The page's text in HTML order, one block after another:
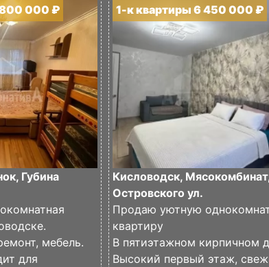
000 ₽
Губина
мебель.
для
1-к квартиры 6 450 000 ₽
Кисловодск,
Островского ул.
Продаю уютную
квартиру
В пятиэтажном кирпичном
Высокий первый этаж,